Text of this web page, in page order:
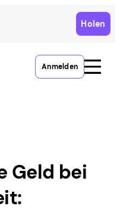
Holen
Anmelden
Geld bei